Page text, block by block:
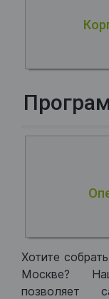
Хотите
Москве?
позволяет